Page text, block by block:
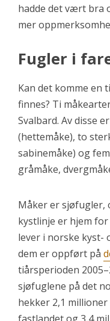
hadde det vært bra
mer
Fugler i
Kan det komme en
finnes? Ti
Svalbard. Av disse
(hettemåke), to
sabinemåke) og
gråmåke,
Måker er sjøfugler,
kystlinje er hjem
lever i norske kyst-
dem er oppført på
tiårsperioden
sjøfuglene på det
hekker 2,1